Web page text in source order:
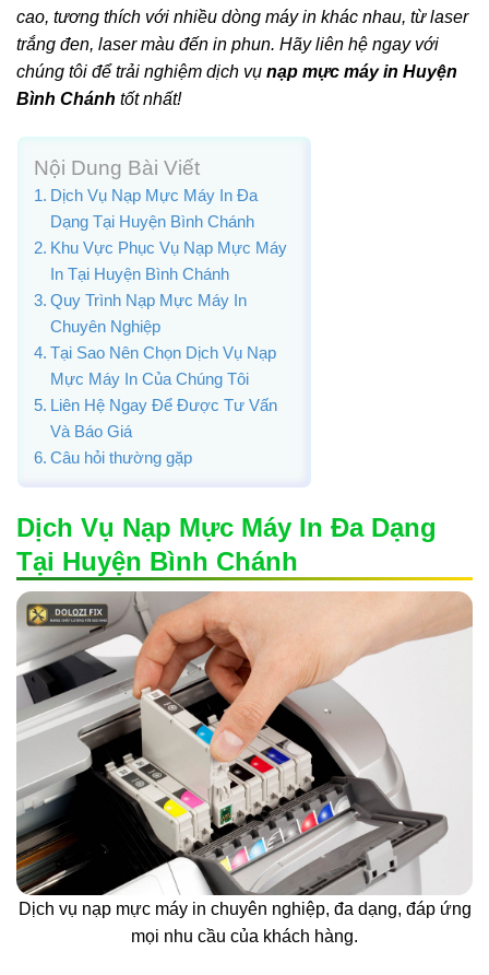
cao, tương thích với nhiều dòng máy in khác nhau, từ laser
trắng đen, laser màu đến in phun. Hãy liên hệ ngay với
chúng tôi để trải nghiệm dịch vụ nạp mực máy in Huyện
Bình Chánh tốt nhất!
Nội Dung Bài Viết
Dịch Vụ Nạp Mực Máy In Đa
Dạng Tại Huyện Bình Chánh
Khu Vực Phục Vụ Nạp Mực Máy
In Tại Huyện Bình Chánh
Quy Trình Nạp Mực Máy In
Chuyên Nghiệp
Tại Sao Nên Chọn Dịch Vụ Nạp
Mực Máy In Của Chúng Tôi
Liên Hệ Ngay Để Được Tư Vấn
Và Báo Giá
Câu hỏi thường gặp
Dịch Vụ Nạp Mực Máy In Đa Dạng
Tại Huyện Bình Chánh
Dịch vụ nạp mực máy in chuyên nghiệp, đa dạng, đáp ứng
mọi nhu cầu của khách hàng.